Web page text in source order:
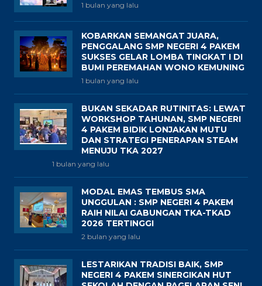
1 bulan yang lalu
KOBARKAN SEMANGAT JUARA,
PENGGALANG SMP NEGERI 4 PAKEM
SUKSES GELAR LOMBA TINGKAT I DI
BUMI PEREMAHAN WONO KEMUNING
1 bulan yang lalu
BUKAN SEKADAR RUTINITAS: LEWAT
WORKSHOP TAHUNAN, SMP NEGERI
4 PAKEM BIDIK LONJAKAN MUTU
DAN STRATEGI PENERAPAN STEAM
MENUJU TKA 2027
1 bulan yang lalu
MODAL EMAS TEMBUS SMA
UNGGULAN : SMP NEGERI 4 PAKEM
RAIH NILAI GABUNGAN TKA-TKAD
2026 TERTINGGI
2 bulan yang lalu
LESTARIKAN TRADISI BAIK, SMP
NEGERI 4 PAKEM SINERGIKAN HUT